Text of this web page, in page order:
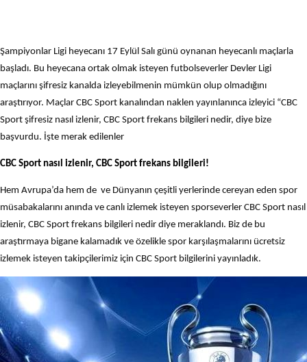
Şampiyonlar Ligi heyecanı 17 Eylül Salı günü oynanan heyecanlı maçlarla
başladı. Bu heyecana ortak olmak isteyen futbolseverler Devler Ligi
maçlarını şifresiz kanalda izleyebilmenin mümkün olup olmadığını
araştırıyor. Maçlar CBC Sport kanalından naklen yayınlanınca izleyici “CBC
Sport şifresiz nasıl izlenir, CBC Sport frekans bilgileri nedir, diye bize
başvurdu. İşte merak edilenler
CBC Sport nasıl izlenir, CBC Sport frekans bilgileri!
Hem Avrupa’da hem de ve Dünyanın çeşitli yerlerinde cereyan eden spor
müsabakalarını anında ve canlı izlemek isteyen sporseverler CBC Sport nasıl
izlenir, CBC Sport frekans bilgileri nedir diye meraklandı. Biz de bu
araştırmaya bigane kalamadık ve özelikle spor karşılaşmalarını ücretsiz
izlemek isteyen takipçilerimiz için CBC Sport bilgilerini yayınladık.